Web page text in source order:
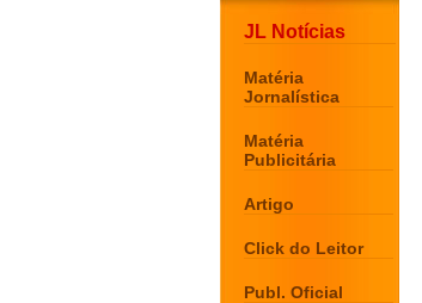
JL Notícias
Matéria
Jornalística
Matéria
Publicitária
Artigo
Click do Leitor
Publ. Oficial